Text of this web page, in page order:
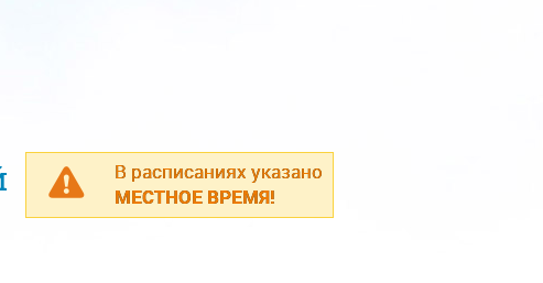
В расписаниях указано
МЕСТНОЕ ВРЕМЯ!